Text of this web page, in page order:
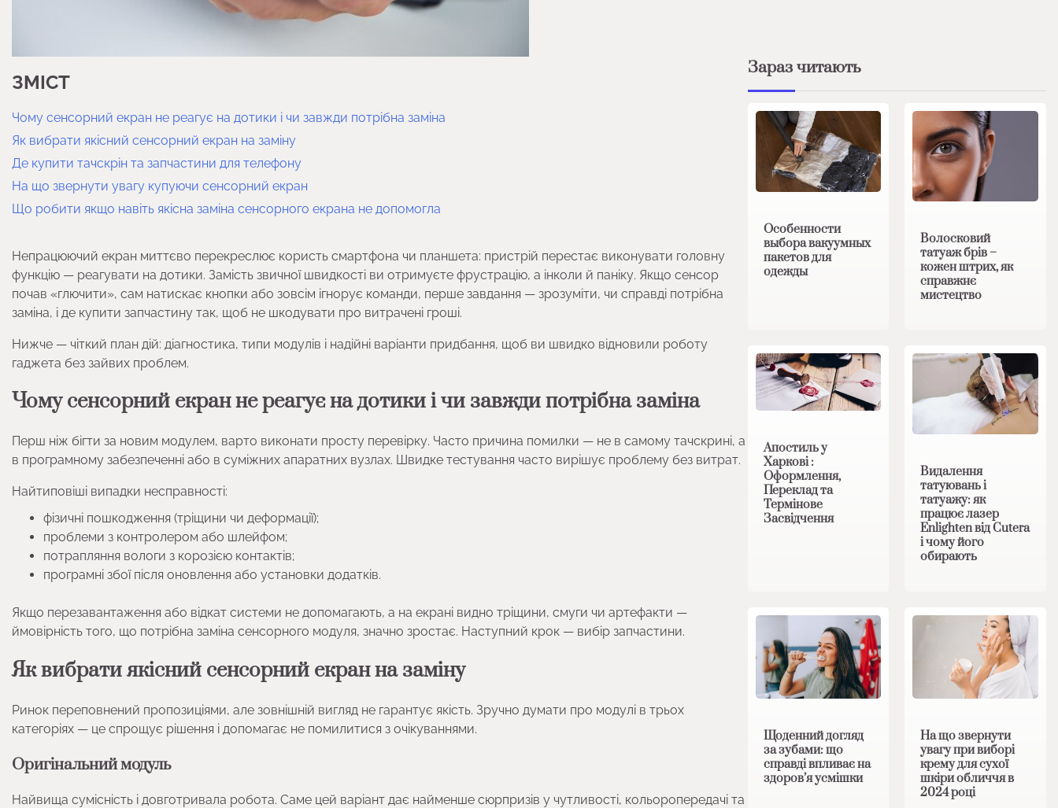
ЗМІСТ
Чому сенсорний екран не реагує на дотики і чи завжди потрібна заміна
Як вибрати якісний сенсорний екран на заміну
Де купити тачскрін та запчастини для телефону
На що звернути увагу купуючи сенсорний екран
Що робити якщо навіть якісна заміна сенсорного екрана не допомогла
Непрацюючий екран миттєво перекреслює користь смартфона чи планшета: пристрій перестає виконувати головну
функцію — реагувати на дотики. Замість звичної швидкості ви отримуєте фрустрацію, а інколи й паніку. Якщо сенсор
почав «глючити», сам натискає кнопки або зовсім ігнорує команди, перше завдання — зрозуміти, чи справді потрібна
заміна, і де купити запчастину так, щоб не шкодувати про витрачені гроші.
Нижче — чіткий план дій: діагностика, типи модулів і надійні варіанти придбання, щоб ви швидко відновили роботу
гаджета без зайвих проблем.
Чому сенсорний екран не реагує на дотики і чи завжди потрібна заміна
Перш ніж бігти за новим модулем, варто виконати просту перевірку. Часто причина помилки — не в самому тачскрині, а
в програмному забезпеченні або в суміжних апаратних вузлах. Швидке тестування часто вирішує проблему без витрат.
Найтиповіші випадки несправності:
фізичні пошкодження (тріщини чи деформації);
проблеми з контролером або шлейфом;
потрапляння вологи з корозією контактів;
програмні збої після оновлення або установки додатків.
Якщо перезавантаження або відкат системи не допомагають, а на екрані видно тріщини, смуги чи артефакти —
ймовірність того, що потрібна заміна сенсорного модуля, значно зростає. Наступний крок — вибір запчастини.
Як вибрати якісний сенсорний екран на заміну
Ринок переповнений пропозиціями, але зовнішній вигляд не гарантує якість. Зручно думати про модулі в трьох
категоріях — це спрощує рішення і допомагає не помилитися з очікуваннями.
Оригінальний модуль
Найвища сумісність і довготривала робота. Саме цей варіант дає найменше сюрпризів у чутливості, кольоропередачі та
Зараз читають
Особенности
выбора вакуумных
пакетов для
одежды
Волосковий
татуаж брів –
кожен штрих, як
справжнє
мистецтво
Апостиль у
Харкові :
Оформлення,
Переклад та
Термінове
Засвідчення
Видалення
татуювань і
татуажу: як
працює лазер
Enlighten від Cutera
і чому його
обирають
Щоденний догляд
за зубами: що
справді впливає на
здоров’я усмішки
На що звернути
увагу при виборі
крему для сухої
шкіри обличчя в
2024 році